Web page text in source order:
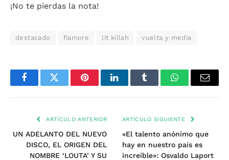
¡No te pierdas la nota!
destacado fiamore lit killah vuelta y media
FacebookTwitter PinterestLinkedInTumblr WhatsAppEmail
ARTÍCULO ANTERIOR
UN ADELANTO DEL NUEVO
DISCO, EL ORIGEN DEL
NOMBRE ‘LOUTA’ Y SU
ARTÍCULO SIGUIENTE
«El talento anónimo que
hay en nuestro país es
increíble»: Osvaldo Laport